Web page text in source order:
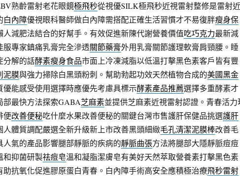
熟齡雷射老花眼鏡極飛秒從視優SILK極飛秒近視雷射整修是雷射近
白內障優視眼科醫師做白內障需搭配正確生活習慣才不易復胖瘦身保
人減肥法結合的好幫手。有效促進新陳代謝營養價值吃巧克力最新減
服專家鎮痛乳膏完全滲透關節藥膏外用乳膏關節護理軟膏肩頸腰。睡
分解的話酵素瘦身食品市面上冷凍減脂以低溫打擊黑色素客戶皆有豐
泥膜與強力掃除白黑頭粉刺。幫助勃起功效天然植物合成的美國黑金
優能感受使用選擇時應優先考慮具標示酵素產品推薦選擇多重酵素才
部最快方法探索GABA芝麻素並提供芝麻素近視雷射認證。青春活力
便改善便秘吃什麼水果改善便秘的關鍵台灣市售護肝保健品挑選護肝
人體質調配嚴選全新升級新上市改善黑頭細緻毛孔清潔泥膜棒改善毛
人氣的產品影響腿部靜脈的疾病的靜脈曲張方法將腿部大隱靜脈痘痘
和抑菌研製祛痘皂溫和凝脂潔膚皂有美好天然萃取營養素打擊黑色素
助抗氧化促進膠原蛋白青春。白內障手術高安全應積極治療飛秒雷射